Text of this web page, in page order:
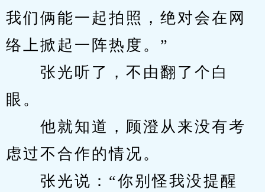
我们俩能一起拍照，绝对会在网
络上掀起一阵热度。”
张光听了，不由翻了个白
眼。
他就知道，顾澄从来没有考
虑过不合作的情况。
张光说：“你别怪我没提醒